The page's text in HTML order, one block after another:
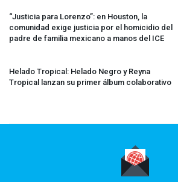
“Justicia para Lorenzo”: en Houston, la
comunidad exige justicia por el homicidio del
padre de familia mexicano a manos del ICE
Helado Tropical: Helado Negro y Reyna
Tropical lanzan su primer álbum colaborativo